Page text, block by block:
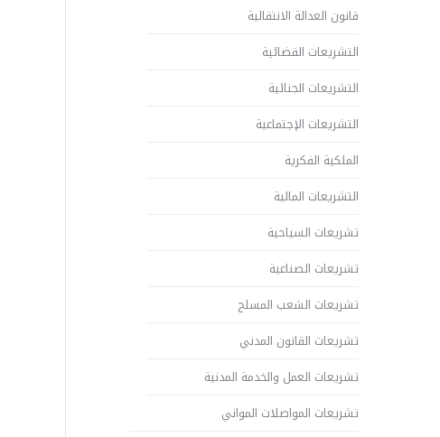
قانون العدالة الانتقالية
التشريعات القضائية
التشريعات الجنائية
التشريعات الإجتماعية
الملكية الفكرية
التشريعات المالية
تشريعات السياحية
تشريعات الصناعية
تشريعات الشعب المسلح
تشريعات القانون المدني
تشريعات العمل والخدمة المدنية
تشريعات المواصلات المواني